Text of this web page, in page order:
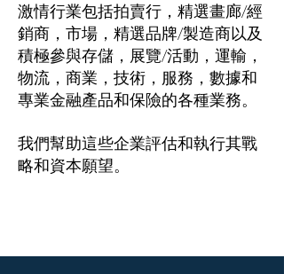
激情行業包括拍賣行，精選畫廊/經
銷商，市場，精選品牌/製造商以及
積極參與存儲，展覽/活動，運輸，
物流，商業，技術，服務，數據和
專業金融產品和保險的各種業務。
我們幫助這些企業評估和執行其戰
略和資本願望。